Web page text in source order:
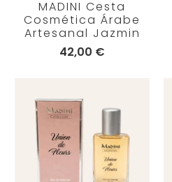
MADINI Cesta
Cosmética Árabe
Artesanal Jazmin
42,00 €